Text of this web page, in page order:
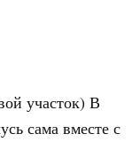
участок) В
сама вместе с